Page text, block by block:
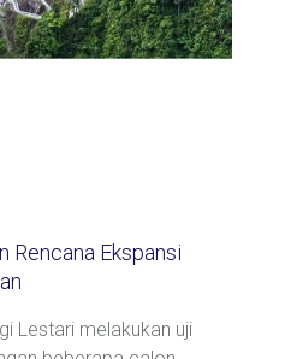
Rencana Ekspansi
Lestari melakukan uji